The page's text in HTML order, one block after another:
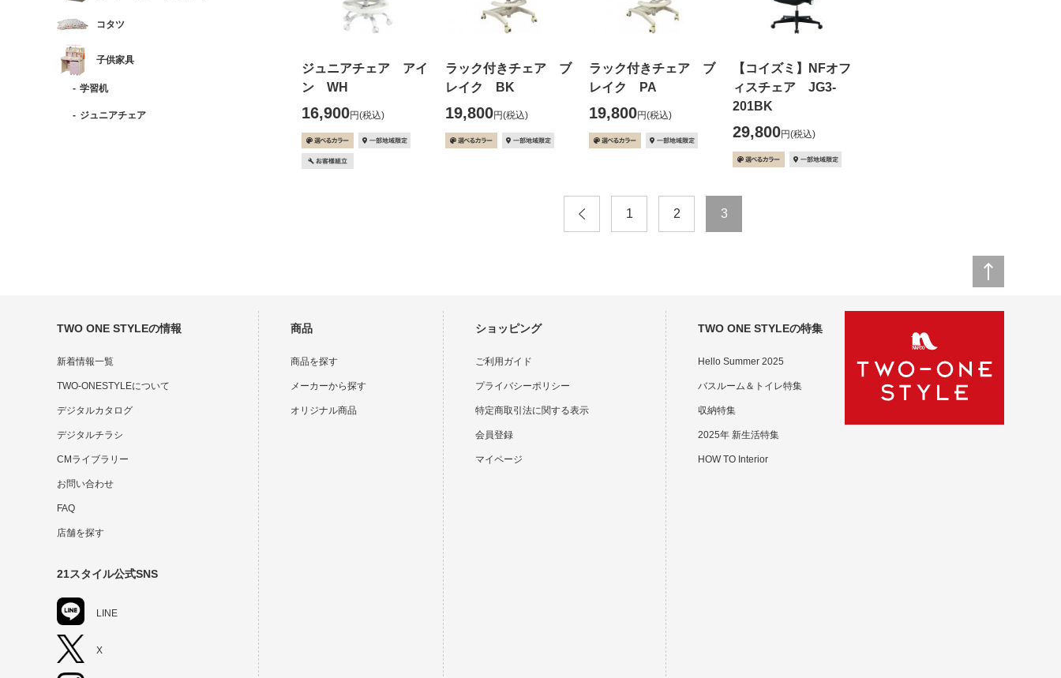
ジュニアチェア アイ
ン WH
16,900円(税込)
ラック付きチェア ブ
レイク BK
19,800円(税込)
ラック付きチェア ブ
レイク PA
19,800円(税込)
【コイズミ】NFオフ
ィスチェア JG3-
201BK
29,800円(税込)
1 2 3
コタツ
子供家具
学習机
ジュニアチェア
TWO ONE STYLEの情報
新着情報一覧
TWO-ONESTYLEについて
デジタルカタログ
デジタルチラシ
CMライブラリー
お問い合わせ
FAQ
店舗を探す
21スタイル公式SNS
LINE
X
商品
商品を探す
メーカーから探す
オリジナル商品
ショッピング
ご利用ガイド
プライバシーポリシー
特定商取引法に関する表示
会員登録
マイページ
TWO ONE STYLEの特集
Hello Summer 2025
バスルーム＆トイレ特集
収納特集
2025年 新生活特集
HOW TO Interior